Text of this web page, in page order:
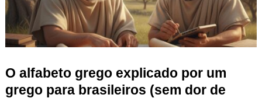
O alfabeto grego explicado por um
grego para brasileiros (sem dor de